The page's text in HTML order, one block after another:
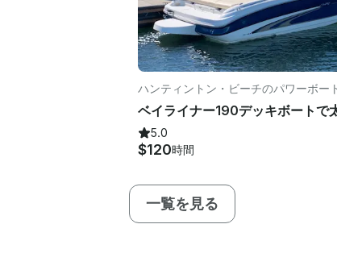
ハンティントン・ビーチのパワーボー
5.0
$120時間
一覧を見る